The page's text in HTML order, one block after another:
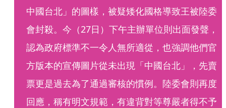
中國台北」的圖樣，被疑矮化國格導致王被陸委
會封殺。今（27日）下午主辦單位則出面發聲，
認為政府標準不一令人無所適從，也強調他們官
方版本的宣傳圖片從未出現「中國台北」，先賣
票更是過去為了通過審核的慣例。陸委會則再度
回應，稱有明文規範，有違背對等尊嚴者得不予